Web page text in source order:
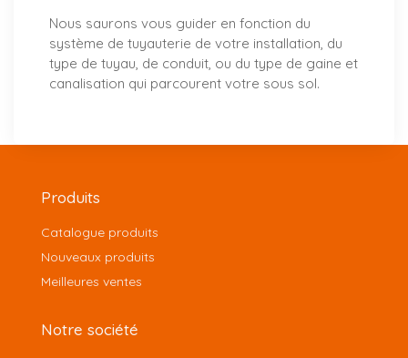
Nous saurons vous guider en fonction du
système de tuyauterie de votre installation, du
type de tuyau, de conduit, ou du type de gaine et
canalisation qui parcourent votre sous sol.
Produits
Catalogue produits
Nouveaux produits
Meilleures ventes
Notre société